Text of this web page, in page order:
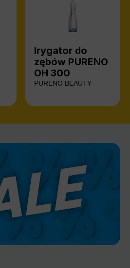
Irygator do
zębów PURENO
OH 300
PURENO BEAUTY